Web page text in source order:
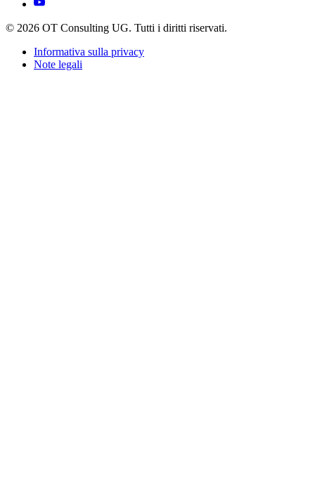
© 2026 OT Consulting UG. Tutti i diritti riservati.
Informativa sulla privacy
Note legali